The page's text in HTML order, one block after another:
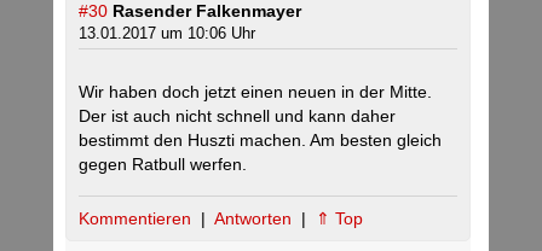
#30 Rasender Falkenmayer
13.01.2017 um 10:06 Uhr
Wir haben doch jetzt einen neuen in der Mitte.
Der ist auch nicht schnell und kann daher
bestimmt den Huszti machen. Am besten gleich
gegen Ratbull werfen.
Kommentieren | Antworten | ⇑ Top